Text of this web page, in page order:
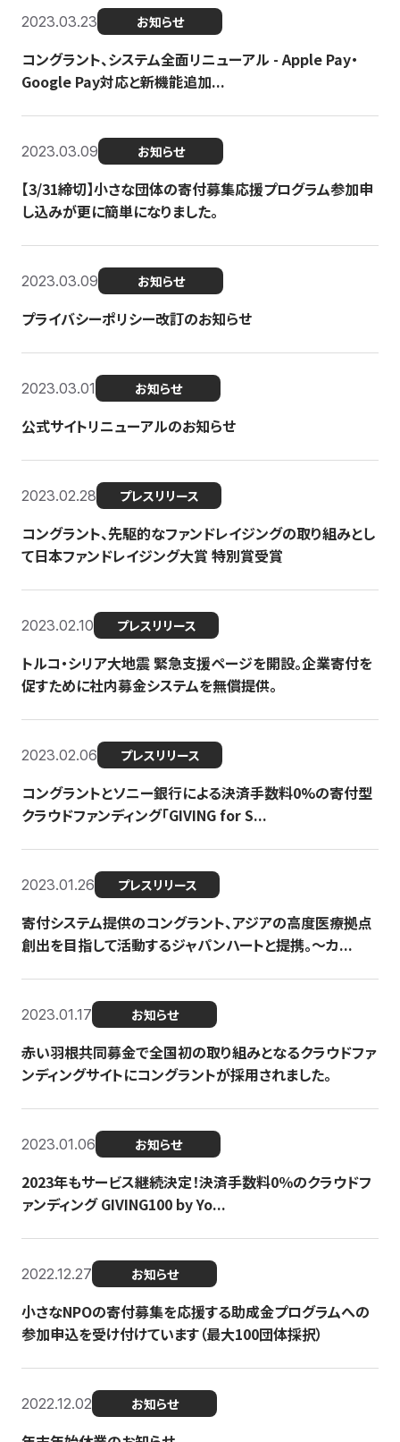
2023.03.23 お知らせ
コングラント、システム全面リニューアル - Apple Pay・
Google Pay対応と新機能追加...
2023.03.09 お知らせ
【3/31締切】小さな団体の寄付募集応援プログラム参加申
し込みが更に簡単になりました。
2023.03.09 お知らせ
プライバシーポリシー改訂のお知らせ
2023.03.01 お知らせ
公式サイトリニューアルのお知らせ
2023.02.28 プレスリリース
コングラント、先駆的なファンドレイジングの取り組みとし
て日本ファンドレイジング大賞 特別賞受賞
2023.02.10 プレスリリース
トルコ・シリア大地震 緊急支援ページを開設。企業寄付を
促すために社内募金システムを無償提供。
2023.02.06 プレスリリース
コングラントとソニー銀行による決済手数料0%の寄付型
クラウドファンディング「GIVING for S...
2023.01.26 プレスリリース
寄付システム提供のコングラント、アジアの高度医療拠点
創出を目指して活動するジャパンハートと提携。〜カ...
2023.01.17 お知らせ
赤い羽根共同募金で全国初の取り組みとなるクラウドファ
ンディングサイトにコングラントが採用されました。
2023.01.06 お知らせ
2023年もサービス継続決定！決済手数料0％のクラウドフ
ァンディング GIVING100 by Yo...
2022.12.27 お知らせ
小さなNPOの寄付募集を応援する助成金プログラムへの
参加申込を受け付けています（最大100団体採択）
2022.12.02 お知らせ